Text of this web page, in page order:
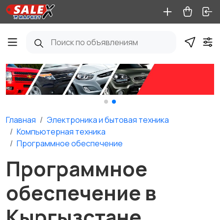
Главная
Электроника и бытовая техника
Компьютерная техника
Программное обеспечение
Программное
обеспечение в